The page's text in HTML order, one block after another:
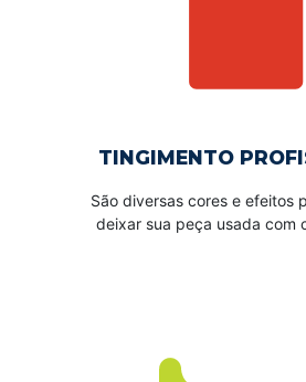
TINGIMENTO
São diversas cores e efeitos
deixar sua peça usada com